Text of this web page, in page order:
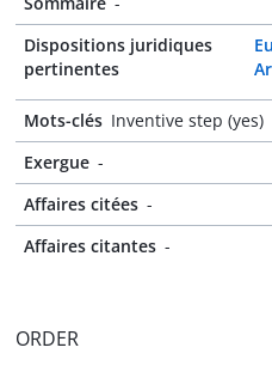
Dispositions juridiques
pertinentes
Mots-clés Inventive step (yes)
Exergue -
Affaires citées -
Affaires citantes -
ORDER